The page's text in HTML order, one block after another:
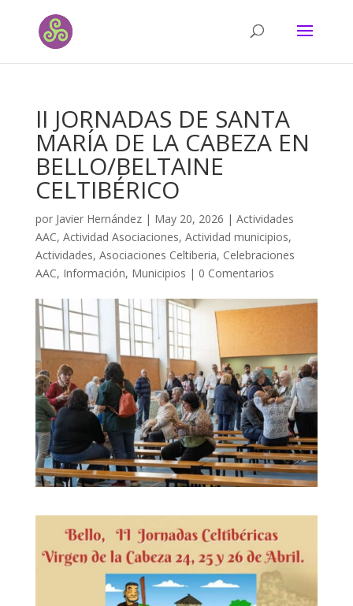
II JORNADAS DE SANTA
MARÍA DE LA CABEZA EN
BELLO/BELTAINE
CELTIBÉRICO
por Javier Hernández| May 20, 2026 | Actividades
AAC, Actividad Asociaciones, Actividad municipios,
Actividades, Asociaciones Celtiberia, Celebraciones
AAC, Información, Municipios | 0 Comentarios